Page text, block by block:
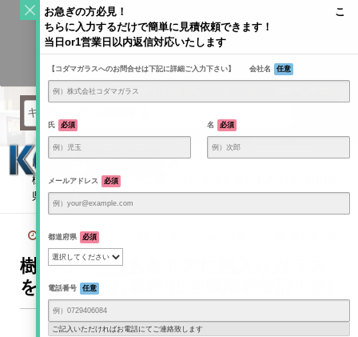
KODAMAGLASS公式ブログ | ガラス情報発信メディア
Home / お客様からの写真
樹木の躍動感あるドアに泡入りガラスを使用したお客様(山梨
県南都留郡Ｉ様)
2017年4月25日
樹木の躍動感あるドアに泡入りガラス
を使用したお客様(山梨県南都留郡Ｉ様)
お急ぎの方必見！ こ
ちらに入力するだけで簡単に見積依頼できます！
当日or1営業日以内返信対応いたします
【コダマガラスへのお問合せは下記に詳細ご入力下さい】 会社名 任意
氏 必須 名 必須
メールアドレス 必須
都道府県 必須
電話番号 任意
ご記入いただければお電話にてご連絡致します